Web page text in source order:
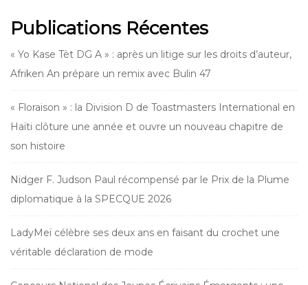
Publications Récentes
« Yo Kase Tèt DG A » : après un litige sur les droits d’auteur,
Afriken An prépare un remix avec Bulin 47
« Floraison » : la Division D de Toastmasters International en
Haïti clôture une année et ouvre un nouveau chapitre de
son histoire
Nidger F. Judson Paul récompensé par le Prix de la Plume
diplomatique à la SPECQUE 2026
LadyMeï célèbre ses deux ans en faisant du crochet une
véritable déclaration de mode